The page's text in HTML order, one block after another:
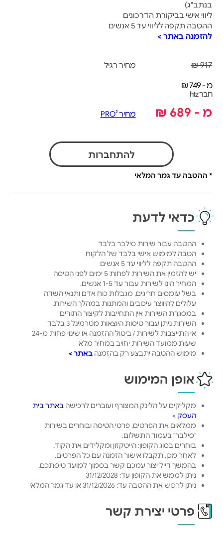
בנתב"ג)
ליווי אישי בביקורת הדרכונים
ההטבה תקפה לליווי עד 5 אנשים
להזמנה באתר >
917 ₪ מחיר רגיל
מ - 749 ₪
חבר htz
מ - 689 ₪ מחיר PRO²
להתחברות
* ההטבה עד גמר המלאי
כדאי לדעת
ההטבה עבור שירות סילבר בלבד
הטבה למימוש אישי בלבד של הלקוח
ההטבה תקפה לליווי עד 5 אנשים
יש להזמין את השירות לפחות 5 ימים לפני הטיסה
המחיר הינו לשירות עבור עד 1-5 אנשים.
בשל עומסים חריגים, מגבלות כוח אדם ותנאי השדה
עלולים להיווצר עיכובים והמתנות במהלך השירות.
במסגרת השירות אין התחייבות לקיצור התורים
השירות ניתן עבור טיסות היוצאות מטרמינל 3 בלבד
אי התייצבות לשירות / ביטול ההזמנה או שינוי פחות מ-24
שעות ממועד השירות יחויב במחיר מלא
מימוש ההטבה יתבצע רק בהזמנהבאתר >
אופן המימוש
מקליקים על הלינק המצורף ועוברים לרכישהבאתר בית
העסק >
ממלאים את הפרטים, פרטי הטיסה ובוחרים בשירות
"סילבר" בעמוד התשלום.
בוחרים בסוג הקופון: הייטקזון ומקלידים את הקוד.
לאחר מכן, תקבלו אישור הזמנה עם כל הפרטים.
בהמשך דייל יצור עמכם קשר בסמוך למועד טיסתכם.
ניתן לממש את הקופון עד: 31/12/2028
ניתן לרכוש את ההטבה עד: 31/12/2026 או עד גמר המלאי
פרטי יצירת קשר